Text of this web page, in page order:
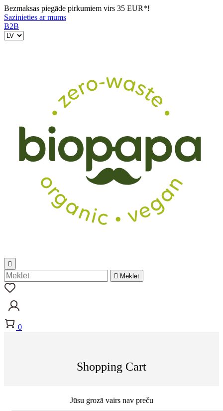
Bezmaksas piegāde pirkumiem virs 35 EUR*!
Sazinieties ar mums
B2B

 Meklēt
0
Shopping Cart
Jūsu grozā vairs nav preču